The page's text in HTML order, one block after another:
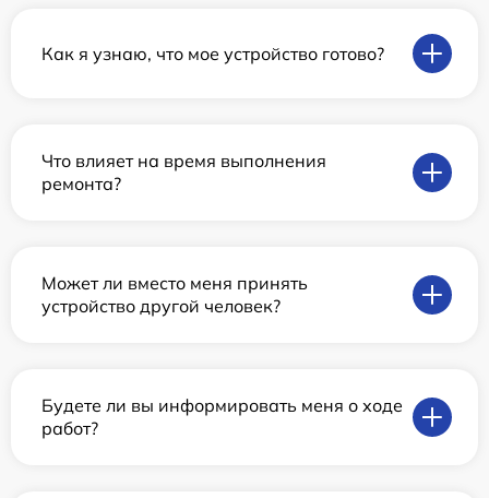
Как я узнаю, что мое устройство готово?
Что влияет на время выполнения
ремонта?
Может ли вместо меня принять
устройство другой человек?
Будете ли вы информировать меня о ходе
работ?